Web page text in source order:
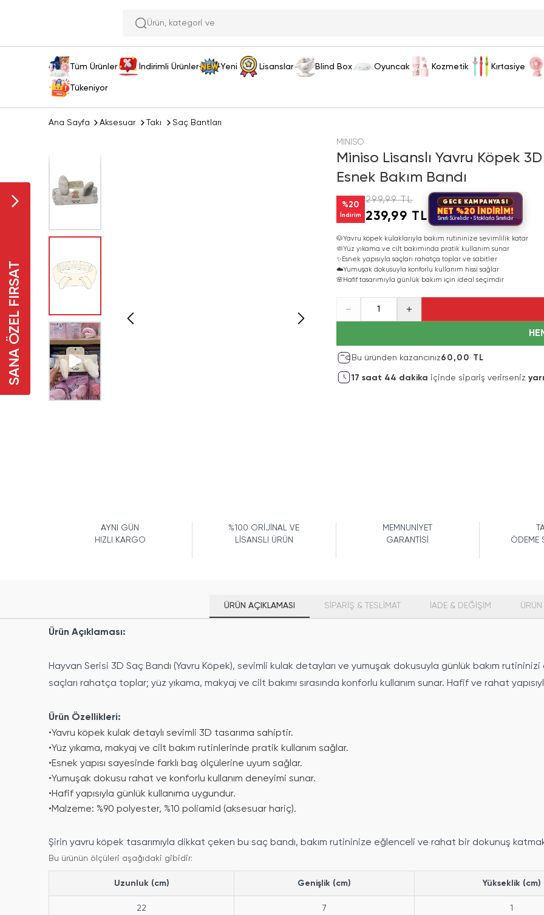
Ür
Tüm Ürünler İndirimli Ürünler Yeni Lisanslar Blind Box Oyuncak Kozmetik Kırtasiye
Tükeniyor
SANA ÖZEL FIRSAT
Ana Sayfa Aksesuar Takı Saç Bantları
MINISO
Miniso Lisanslı Yavru Köpek
Esnek Bakım Bandı
%20
İndirim
299,99 TL
239,99 TL
GECE KAMPANYASI
NET %20 İNDİRİM!
Sınırlı Sürelidir • Stoklarla Sınırlıdır
🐶Yavru köpek kulaklarıyla bakım rutininize sevimlilik katar
🧼Yüz yıkama ve cilt bakımında pratik kullanım sunar
✨ Esnek yapısıyla saçları rahatça toplar ve sabitler
☁️Yumuşak dokusuyla konforlu kullanım hissi sağlar
🌸 Hafif tasarımıyla günlük bakım için ideal seçimdir
1
Bu üründen kazancınız60,00 TL
17 saat 44 dakika içinde sipariş verirseniz
AYNI GÜN
HIZLI KARGO
%100 ORİJİNAL VE
LİSANSLI ÜRÜN
MEMNUNİYET
GARANTİSİ
ÖDEME
ÜRÜN AÇIKLAMASI SİPARİŞ & TESLİMAT İADE & DEĞİŞİM ÜRÜN
Ürün Açıklaması:
Hayvan Serisi 3D Saç Bandı (Yavru Köpek), sevimli kulak detayları ve yumuşak dokusuyla günlük bakım
saçları rahatça toplar; yüz yıkama, makyaj ve cilt bakımı sırasında konforlu kullanım sunar. Hafif ve rahat
Ürün Özellikleri:
•Yavru köpek kulak detaylı sevimli 3D tasarıma sahiptir.
•Yüz yıkama, makyaj ve cilt bakım rutinlerinde pratik kullanım sağlar.
•Esnek yapısı sayesinde farklı baş ölçülerine uyum sağlar.
•Yumuşak dokusu rahat ve konforlu kullanım deneyimi sunar.
•Hafif yapısıyla günlük kullanıma uygundur.
•Malzeme: %90 polyester, %10 poliamid (aksesuar hariç).
Şirin yavru köpek tasarımıyla dikkat çeken bu saç bandı, bakım rutininize eğlenceli ve rahat bir dokunuş
Bu ürünün ölçüleri aşağıdaki gibidir:
Uzunluk (cm) Genişlik (cm) Yükseklik (cm)
22 7 1